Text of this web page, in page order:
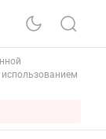
использованием